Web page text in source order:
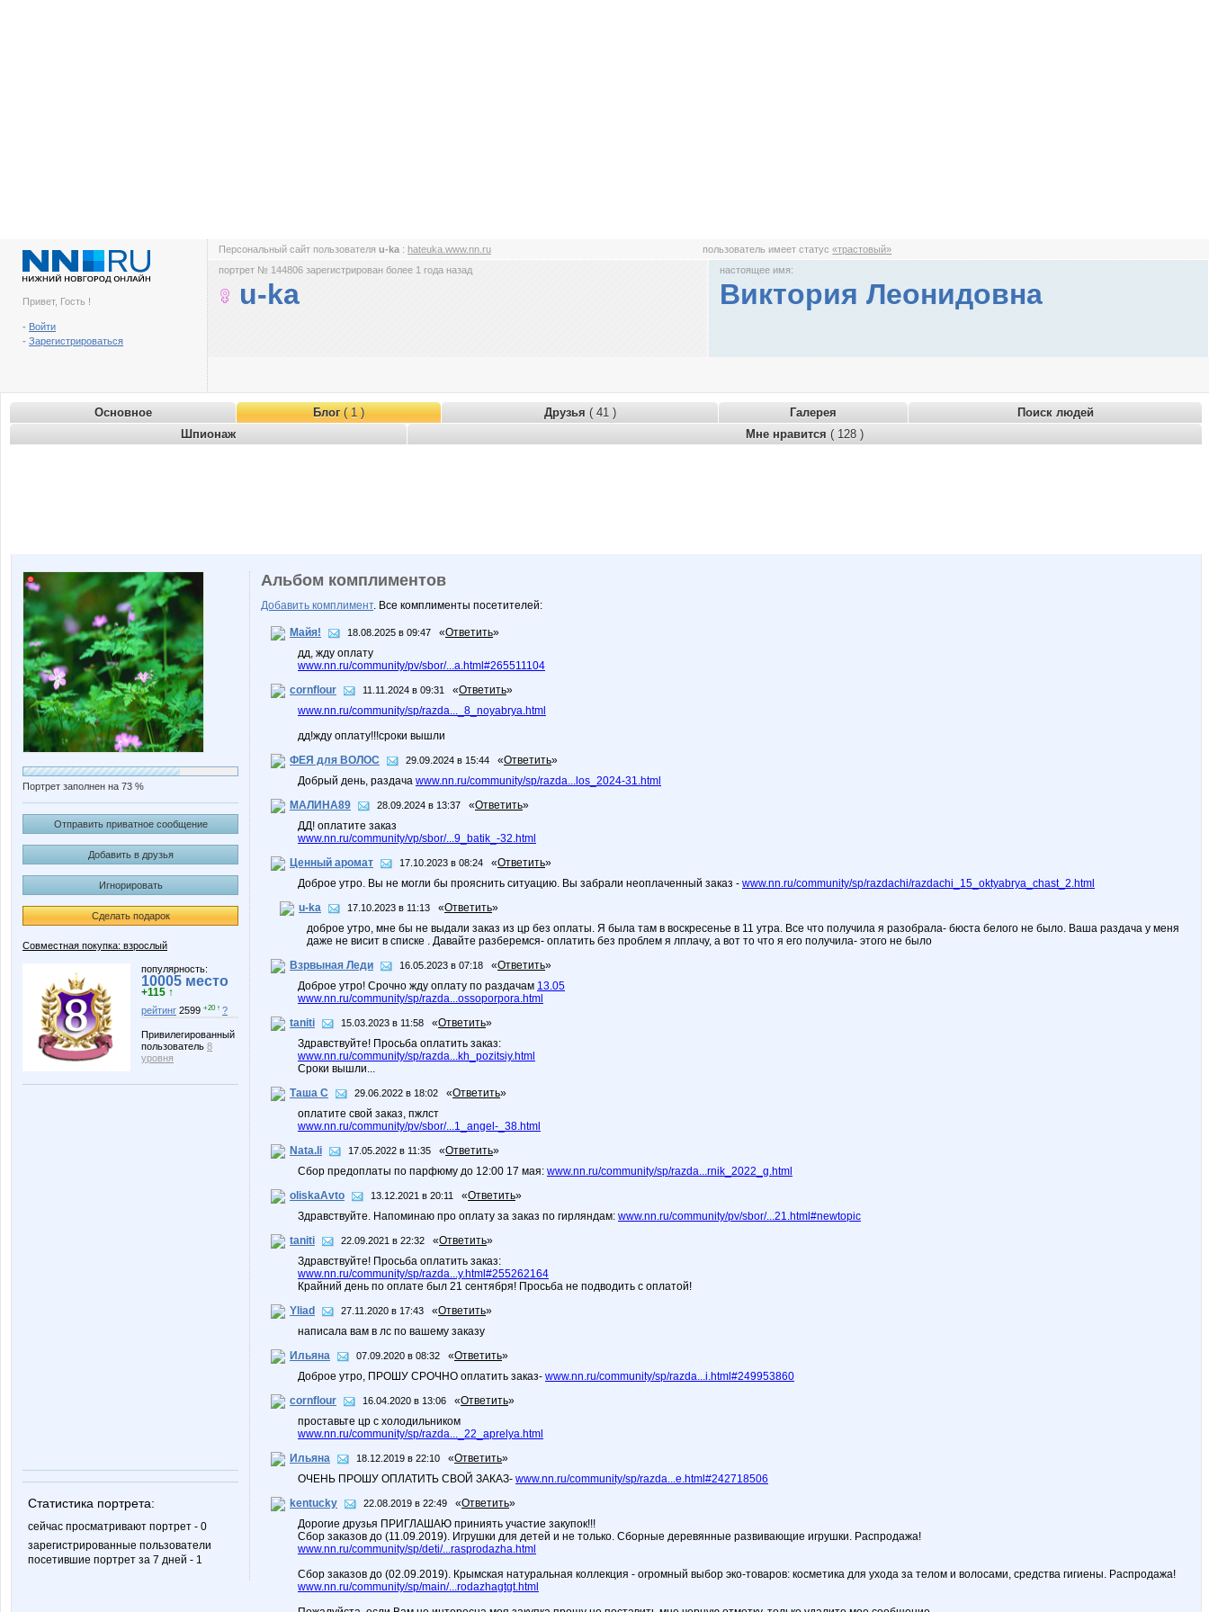
Привет, Гость !
- Войти
- Зарегистрироваться
Персональный сайт пользователя u-ka : hateuka.www.nn.ru пользователь имеет статус«трастовый»
портрет № 144806 зарегистрирован более 1 года назад
u-ka
настоящее имя:
Виктория Леонидовна
Основное Блог( 1 ) Друзья ( 41 ) Галерея
Поиск людей
Шпионаж
Мне нравится ( 128 )
Портрет заполнен на 73 %
Отправить приватное сообщение
Добавить в друзья
Игнорировать
Сделать подарок
Совместная покупка: взрослый
популярность:
10005 место
+115 ↑
рейтинг 2599 +20 ↑ ?
Привилегированный
пользователь 8
уровня
Статистика портрета:
сейчас просматривают портрет - 0
зарегистрированные пользователи
посетившие портрет за 7 дней - 1
Альбом комплиментов
Добавить комплимент. Все комплименты посетителей:
Майя! 18.08.2025 в 09:47 «Ответить»
дд, жду оплату
www.nn.ru/community/pv/sbor/...a.html#265511104
cornflour
11.11.2024 в 09:31 «Ответить»
www.nn.ru/community/sp/razda..._8_noyabrya.html
дд!жду оплату!!!сроки вышли
ФЕЯ для ВОЛОС
29.09.2024 в 15:44 «Ответить»
Добрый день, раздача www.nn.ru/community/sp/razda...los_2024-31.html
МАЛИНА89
28.09.2024 в 13:37 «Ответить»
ДД! оплатите заказ
www.nn.ru/community/vp/sbor/...9_batik_-32.html
Ценный аромат
17.10.2023 в 08:24 «Ответить»
Доброе утро. Вы не могли бы прояснить ситуацию. Вы забрали неоплаченный заказ - www.nn.ru/community/sp/razdachi/razdachi_15_oktyabrya_chast_2.html
u-ka
17.10.2023 в 11:13 «Ответить»
доброе утро, мне бы не выдали заказ из цр без оплаты. Я была там в воскресенье в 11 утра. Все что получила я разобрала- бюста белого не было. Ваша раздача у меня
даже не висит в списке . Давайте разберемся- оплатить без проблем я лплачу, а вот то что я его получила- этого не было
Взрвыная Леди
16.05.2023 в 07:18 «Ответить»
Доброе утро! Срочно жду оплату по раздачам 13.05
www.nn.ru/community/sp/razda...ossoporpora.html
taniti
15.03.2023 в 11:58 «Ответить»
Здравствуйте! Просьба оплатить заказ:
www.nn.ru/community/sp/razda...kh_pozitsiy.html
Сроки вышли...
Таша С
29.06.2022 в 18:02 «Ответить»
оплатите свой заказ, пжлст
www.nn.ru/community/pv/sbor/...1_angel-_38.html
Nata.li
17.05.2022 в 11:35 «Ответить»
Сбор предоплаты по парфюму до 12:00 17 мая: www.nn.ru/community/sp/razda...rnik_2022_g.html
oliskaAvto
13.12.2021 в 20:11 «Ответить»
Здравствуйте. Напоминаю про оплату за заказ по гирляндам: www.nn.ru/community/pv/sbor/...21.html#newtopic
taniti
22.09.2021 в 22:32 «Ответить»
Здравствуйте! Просьба оплатить заказ:
www.nn.ru/community/sp/razda...y.html#255262164
Крайний день по оплате был 21 сентября! Просьба не подводить с оплатой!
Yliad
27.11.2020 в 17:43 «Ответить»
написала вам в лс по вашему заказу
Ильяна
07.09.2020 в 08:32 «Ответить»
Доброе утро, ПРОШУ СРОЧНО оплатить заказ- www.nn.ru/community/sp/razda...i.html#249953860
cornflour
16.04.2020 в 13:06 «Ответить»
проставьте цр с холодильником
www.nn.ru/community/sp/razda..._22_aprelya.html
Ильяна
18.12.2019 в 22:10 «Ответить»
ОЧЕНЬ ПРОШУ ОПЛАТИТЬ СВОЙ ЗАКАЗ- www.nn.ru/community/sp/razda...e.html#242718506
kentucky
22.08.2019 в 22:49 «Ответить»
Дорогие друзья ПРИГЛАШАЮ приниять участие закупок!!!
Сбор заказов до (11.09.2019). Игрушки для детей и не только. Сборные деревянные развивающие игрушки. Распродажа!
www.nn.ru/community/sp/deti/...rasprodazha.html
Сбор заказов до (02.09.2019). Крымская натуральная коллекция - огромный выбор эко-товаров: косметика для ухода за телом и волосами, средства гигиены. Распродажа!
www.nn.ru/community/sp/main/...rodazhagtgt.html